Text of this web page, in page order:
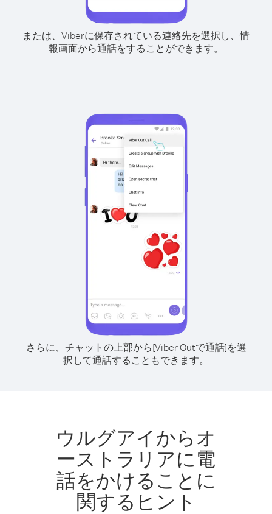
または、Viberに保存されている連絡先を選択し、情
報画面から通話をすることができます。
さらに、チャットの上部から[Viber Outで通話]を選
択して通話することもできます。
ウルグアイからオ
ーストラリアに電
話をかけることに
関するヒント